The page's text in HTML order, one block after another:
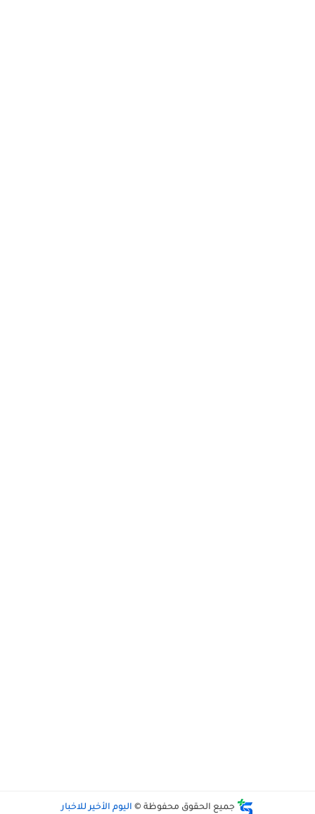
جميع الحقوق محفوظة © اليوم الأخير للاخبار